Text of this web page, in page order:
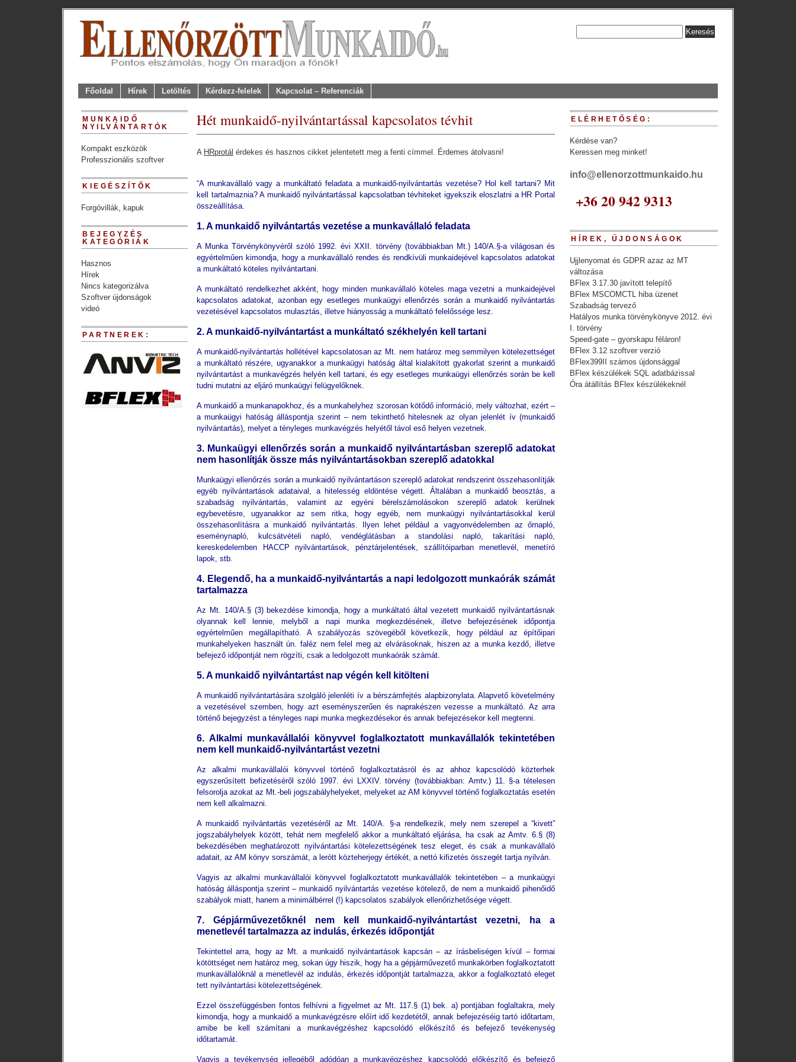
Főoldal Hírek Letöltés Kérdezz-felelek Kapcsolat – Referenciák
MUNKAIDŐ
NYILVÁNTARTÓK
Kompakt eszközök
Professzionális szoftver
KIEGÉSZÍTŐK
Forgóvillák, kapuk
BEJEGYZÉS
KATEGÓRIÁK
Hasznos
Hírek
Nincs kategorizálva
Szoftver újdonságok
videó
PARTNEREK:
Hét munkaidő-nyilvántartással kapcsolatos tévhit
A HRprotál érdekes és hasznos cikket jelentetett meg a fenti címmel. Érdemes átolvasni!
“A munkavállaló vagy a munkáltató feladata a munkaidő-nyilvántartás vezetése? Hol kell tartani? Mit
kell tartalmaznia? A munkaidő nyilvántartással kapcsolatban tévhiteket igyekszik eloszlatni a HR Portal
összeállítása.
1. A munkaidő nyilvántartás vezetése a munkavállaló feladata
A Munka Törvénykönyvéről szóló 1992. évi XXII. törvény (továbbiakban Mt.) 140/A.§-a világosan és
egyértelműen kimondja, hogy a munkavállaló rendes és rendkívüli munkaidejével kapcsolatos adatokat
a munkáltató köteles nyilvántartani.
A munkáltató rendelkezhet akként, hogy minden munkavállaló köteles maga vezetni a munkaidejével
kapcsolatos adatokat, azonban egy esetleges munkaügyi ellenőrzés során a munkaidő nyilvántartás
vezetésével kapcsolatos mulasztás, illetve hiányosság a munkáltató felelőssége lesz.
2. A munkaidő-nyilvántartást a munkáltató székhelyén kell tartani
A munkaidő-nyilvántartás hollétével kapcsolatosan az Mt. nem határoz meg semmilyen kötelezettséget
a munkáltató részére, ugyanakkor a munkaügyi hatóság által kialakított gyakorlat szerint a munkaidő
nyilvántartást a munkavégzés helyén kell tartani, és egy esetleges munkaügyi ellenőrzés során be kell
tudni mutatni az eljáró munkaügyi felügyelőknek.
A munkaidő a munkanapokhoz, és a munkahelyhez szorosan kötődő információ, mely változhat, ezért –
a munkaügyi hatóság álláspontja szerint – nem tekinthető hitelesnek az olyan jelenlét ív (munkaidő
nyilvántartás), melyet a tényleges munkavégzés helyétől távol eső helyen vezetnek.
3. Munkaügyi ellenőrzés során a munkaidő nyilvántartásban szereplő adatokat
nem hasonlítják össze más nyilvántartásokban szereplő adatokkal
Munkaügyi ellenőrzés során a munkaidő nyilvántartáson szereplő adatokat rendszerint összehasonlítják
egyéb nyilvántartások adataival, a hitelesség eldöntése végett. Általában a munkaidő beosztás, a
szabadság nyilvántartás, valamint az egyéni bérelszámolásokon szereplő adatok kerülnek
egybevetésre, ugyanakkor az sem ritka, hogy egyéb, nem munkaügyi nyilvántartásokkal kerül
összehasonlításra a munkaidő nyilvántartás. Ilyen lehet például a vagyonvédelemben az őrnapló,
eseménynapló, kulcsátvételi napló, vendéglátásban a standolási napló, takarítási napló,
kereskedelemben HACCP nyilvántartások, pénztárjelentések, szállítóiparban menetlevél, menetíró
lapok, stb.
4. Elegendő, ha a munkaidő-nyilvántartás a napi ledolgozott munkaórák számát
tartalmazza
Az Mt. 140/A.§ (3) bekezdése kimondja, hogy a munkáltató által vezetett munkaidő nyilvántartásnak
olyannak kell lennie, melyből a napi munka megkezdésének, illetve befejezésének időpontja
egyértelműen megállapítható. A szabályozás szövegéből következik, hogy például az építőipari
munkahelyeken használt ún. faléz nem felel meg az elvárásoknak, hiszen az a munka kezdő, illetve
befejező időpontját nem rögzíti, csak a ledolgozott munkaórák számát.
5. A munkaidő nyilvántartást nap végén kell kitölteni
A munkaidő nyilvántartására szolgáló jelenléti ív a bérszámfejtés alapbizonylata. Alapvető követelmény
a vezetésével szemben, hogy azt eseményszerűen és naprakészen vezesse a munkáltató. Az arra
történő bejegyzést a tényleges napi munka megkezdésekor és annak befejezésekor kell megtenni.
6. Alkalmi munkavállalói könyvvel foglalkoztatott munkavállalók tekintetében
nem kell munkaidő-nyilvántartást vezetni
Az alkalmi munkavállalói könyvvel történő foglalkoztatásról és az ahhoz kapcsolódó közterhek
egyszerűsített befizetéséről szóló 1997. évi LXXIV. törvény (továbbiakban: Amtv.) 11. §-a tételesen
felsorolja azokat az Mt.-beli jogszabályhelyeket, melyeket az AM könyvvel történő foglalkoztatás esetén
nem kell alkalmazni.
A munkaidő nyilvántartás vezetéséről az Mt. 140/A. §-a rendelkezik, mely nem szerepel a “kivett”
jogszabályhelyek között, tehát nem megfelelő akkor a munkáltató eljárása, ha csak az Amtv. 6.§ (8)
bekezdésében meghatározott nyilvántartási kötelezettségének tesz eleget, és csak a munkavállaló
adatait, az AM könyv sorszámát, a lerótt közteherjegy értékét, a nettó kifizetés összegét tartja nyilván.
Vagyis az alkalmi munkavállalói könyvvel foglalkoztatott munkavállalók tekintetében – a munkaügyi
hatóság álláspontja szerint – munkaidő nyilvántartás vezetése kötelező, de nem a munkaidő pihenőidő
szabályok miatt, hanem a minimálbérrel (!) kapcsolatos szabályok ellenőrizhetősége végett.
7. Gépjárművezetőknél nem kell munkaidő-nyilvántartást vezetni, ha a
menetlevél tartalmazza az indulás, érkezés időpontját
Tekintettel arra, hogy az Mt. a munkaidő nyilvántartások kapcsán – az írásbeliségen kívül – formai
kötöttséget nem határoz meg, sokan úgy hiszik, hogy ha a gépjárművezető munkakörben foglalkoztatott
munkavállalóknál a menetlevél az indulás, érkezés időpontját tartalmazza, akkor a foglalkoztató eleget
tett nyilvántartási kötelezettségének.
Ezzel összefüggésben fontos felhívni a figyelmet az Mt. 117.§ (1) bek. a) pontjában foglaltakra, mely
kimondja, hogy a munkaidő a munkavégzésre előírt idő kezdetétől, annak befejezéséig tartó időtartam,
amibe be kell számítani a munkavégzéshez kapcsolódó előkészítő és befejező tevékenység
időtartamát.
Vagyis a tevékenység jellegéből adódóan a munkavégzéshez kapcsolódó előkészítő és befejező
ELÉRHETŐSÉG:
Kérdése van?
Keressen meg minket!
info@ellenorzottmunkaido.hu
+36 20 942 9313
HÍREK, ÚJDONSÁGOK
Ujjlenyomat és GDPR azaz az MT
változása
BFlex 3.17.30 javított telepítő
BFlex MSCOMCTL hiba üzenet
Szabadság tervező
Hatályos munka törvénykönyve 2012. évi
I. törvény
Speed-gate – gyorskapu féláron!
BFlex 3.12 szoftver verzió
BFlex399II számos újdonsággal
BFlex készülékek SQL adatbázissal
Óra átállítás BFlex készülékeknél